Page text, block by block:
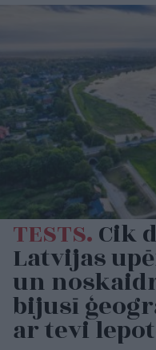
TESTS.Cik
Latvijas
un
bijusī
ar tevi